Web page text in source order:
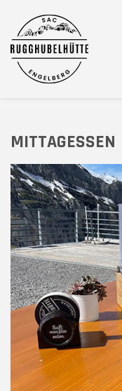
MITTAGESSEN